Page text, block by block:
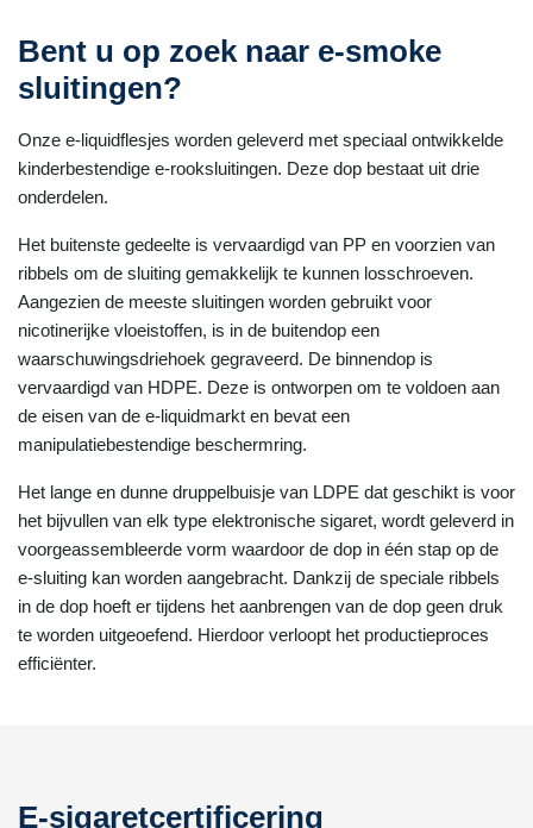
Bent u op zoek naar e-smoke
sluitingen?
Onze e-liquidflesjes worden geleverd met speciaal ontwikkelde
kinderbestendige e-rooksluitingen. Deze dop bestaat uit drie
onderdelen.
Het buitenste gedeelte is vervaardigd van PP en voorzien van
ribbels om de sluiting gemakkelijk te kunnen losschroeven.
Aangezien de meeste sluitingen worden gebruikt voor
nicotinerijke vloeistoffen, is in de buitendop een
waarschuwingsdriehoek gegraveerd. De binnendop is
vervaardigd van HDPE. Deze is ontworpen om te voldoen aan
de eisen van de e-liquidmarkt en bevat een
manipulatiebestendige beschermring.
Het lange en dunne druppelbuisje van LDPE dat geschikt is voor
het bijvullen van elk type elektronische sigaret, wordt geleverd in
voorgeassembleerde vorm waardoor de dop in één stap op de
e-sluiting kan worden aangebracht. Dankzij de speciale ribbels
in de dop hoeft er tijdens het aanbrengen van de dop geen druk
te worden uitgeoefend. Hierdoor verloopt het productieproces
efficiënter.
E-sigaretcertificering